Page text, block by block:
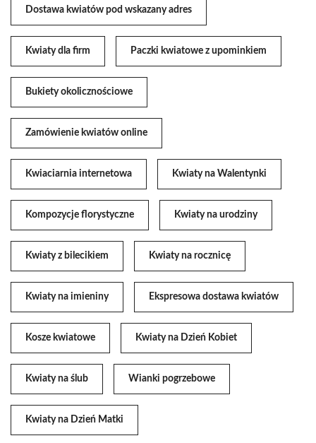
Dostawa kwiatów pod wskazany adres
Kwiaty dla firm Paczki kwiatowe z upominkiem
Bukiety okolicznościowe
Zamówienie kwiatów online
Kwiaciarnia internetowa Kwiaty na Walentynki
Kompozycje florystyczne Kwiaty na urodziny
Kwiaty z bilecikiem Kwiaty na rocznicę
Kwiaty na imieniny Ekspresowa dostawa kwiatów
Kosze kwiatowe Kwiaty na Dzień Kobiet
Kwiaty na ślub Wianki pogrzebowe
Kwiaty na Dzień Matki